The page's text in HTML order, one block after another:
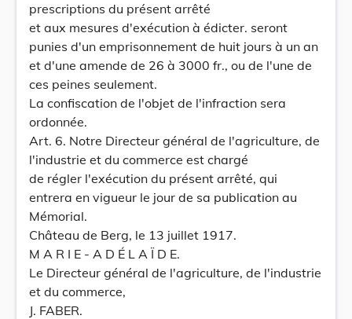
prescriptions du présent arrêté
et aux mesures d'exécution à édicter. seront
punies d'un emprisonnement de huit jours à un an
et d'une amende de 26 à 3000 fr., ou de l'une de
ces peines seulement.
La confiscation de l'objet de l'infraction sera
ordonnée.
Art. 6. Notre Directeur général de l'agriculture, de
l'industrie et du commerce est chargé
de régler l'exécution du présent arrêté, qui
entrera en vigueur le jour de sa publication au
Mémorial.
Château de Berg, le 13 juillet 1917.
M A R I E - A D É L A Ï D E.
Le Directeur général de l'agriculture, de l'industrie
et du commerce,
J. FABER.